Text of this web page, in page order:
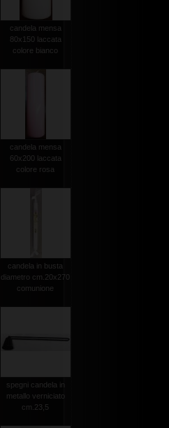
candela mensa
80x150 laccata
colore bianco
candela mensa
60x200 laccata
colore rosa
candela in busta
diametro cm.20x270
comunione
spegni candela in
metallo verniciato
cm.23,5